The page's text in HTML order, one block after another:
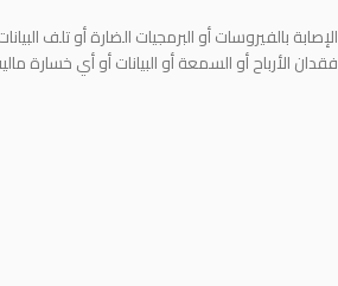
الإصابة بالفيروسات أو البرمجيات الضارة أو تلف
فقدان الأرباح أو السمعة أو البيانات أو أي خسارة